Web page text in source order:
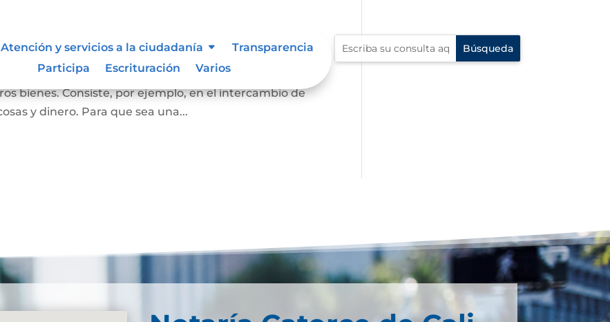
Atención y servicios a la ciudadanía
Transparencia
Participa
Escrituración Varios
se convierta en propietaria de una vivienda, lote
bienes. Consiste, por ejemplo, en el intercambio de
y dinero. Para que sea una...